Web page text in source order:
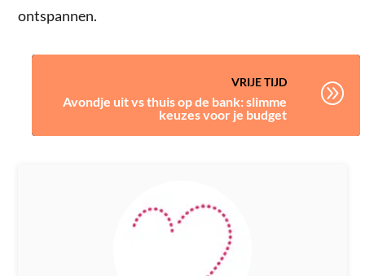
ontspannen.
VRIJE TIJD
Avondje uit vs thuis op de bank: slimme
keuzes voor je budget
A